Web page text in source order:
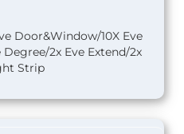
Door&Window/10X Eve
2x Eve Extend/2x
Strip